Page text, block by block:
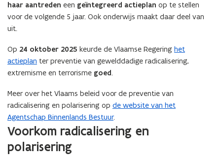
n
t
n
i
haar aantreden een geïntegreerd actieplan op te stellen
voor de volgende 5 jaar. Ook onderwijs maakt daar deel van
uit.
Op 24 oktober 2025 keurde de Vlaamse Regering het
actieplan ter preventie van gewelddadige radicalisering,
extremisme en terrorisme goed.
Meer over het Vlaams beleid voor de preventie van
radicalisering en polarisering op de website van het
Agentschap Binnenlands Bestuur.
Voorkom radicalisering en
polarisering